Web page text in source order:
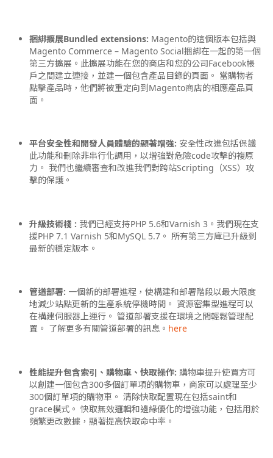
捆綁擴展Bundled extensions: Magento的這個版本包括與
Magento Commerce – Magento Social捆綁在一起的第一個
第三方擴展。此擴展功能在您的商店和您的公司Facebook帳
戶之間建立連接，並建一個包含產品目錄的頁面。 當購物者
點擊產品時，他們將被重定向到Magento商店的相應產品頁
面。
平台安全性和開發人員體驗的顯著增強: 安全性改進包括保護
此功能和刪除非串行化調用，以增強對危險code攻擊的複原
力。 我們也繼續審查和改進我們對跨站Scripting（XSS）攻
擊的保護。
升級技術棧 : 我們已經支持PHP 5.6和Varnish 3。我們現在支
援PHP 7.1 Varnish 5和MySQL 5.7。 所有第三方庫已升級到
最新的穩定版本。
管道部署: 一個新的部署進程，使構建和部署階段以最大限度
地減少站點更新的生產系統停機時間。 資源密集型進程可以
在構建伺服器上運行。 管道部署支援在環境之間輕鬆管理配
置。 了解更多有關管道部署的訊息。 here
性能提升包含索引、購物車、快取操作: 購物車提升使買方可
以創建一個包含300多個訂單項的購物車，商家可以處理至少
300個訂單項的購物車。 清除快取配置現在包括saint和
grace模式。 快取無效邏輯和邊緣優化的增強功能，包括用於
頻繁更改數據，顯著提高快取命中率。